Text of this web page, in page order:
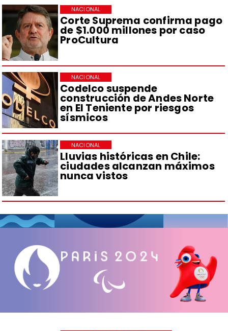
Corte Suprema confirma pago
de $1.000 millones por caso
ProCultura
NACIONAL
Codelco suspende
construcción de Andes Norte
en El Teniente por riesgos
sísmicos
NACIONAL
Lluvias históricas en Chile:
ciudades alcanzan máximos
nunca vistos
NACIONAL